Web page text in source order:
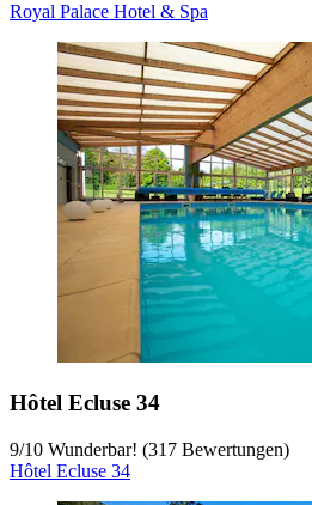
Royal Palace Hotel & Spa
Hôtel Ecluse 34
9/10 Wunderbar! (317 Bewertungen)
Hôtel Ecluse 34